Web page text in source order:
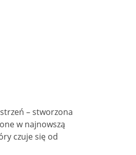
– stworzona
w najnowszą
czuje się od